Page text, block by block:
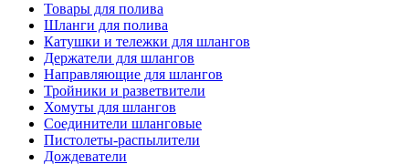
Товары для полива
Шланги для полива
Катушки и тележки для шлангов
Держатели для шлангов
Направляющие для шлангов
Тройники и разветвители
Хомуты для шлангов
Соединители шланговые
Пистолеты-распылители
Дождеватели